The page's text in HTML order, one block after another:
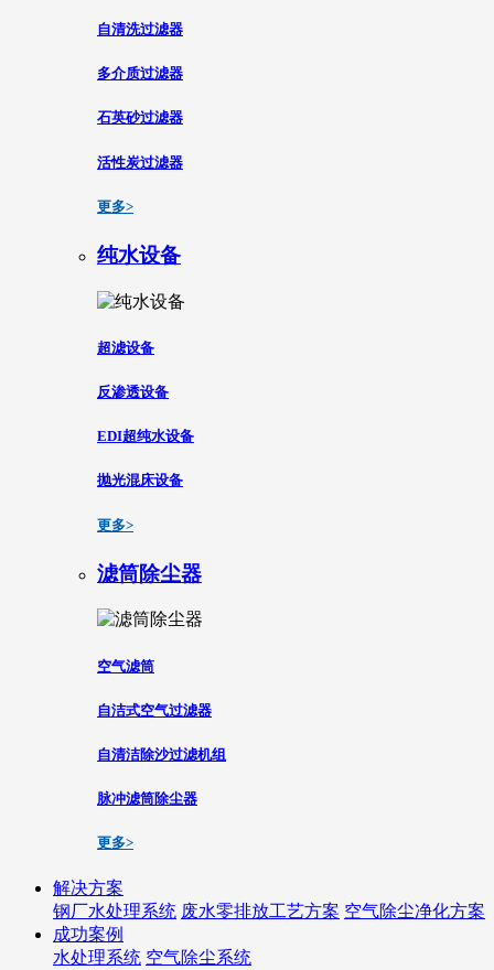
自清洗过滤器
多介质过滤器
石英砂过滤器
活性炭过滤器
更多>
纯水设备
超滤设备
反渗透设备
EDI超纯水设备
抛光混床设备
更多>
滤筒除尘器
空气滤筒
自洁式空气过滤器
自清洁除沙过滤机组
脉冲滤筒除尘器
更多>
解决方案
钢厂水处理系统 废水零排放工艺方案 空气除尘净化方案
成功案例
水处理系统 空气除尘系统